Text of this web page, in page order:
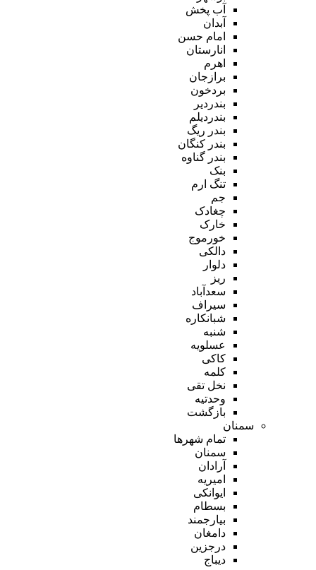
آب پخش
آبدان
امام حسن
انارستان
اهرم
برازجان
بردخون
بندردیر
بندردیلم
بندر ریگ
بندر کنگان
بندر گناوه
بنک
تنگ ارم
جم
چغادک
خارک
خورموج
دالکی
دلوار
ریز
سعدآباد
سیراف
شبانکاره
شنبه
عسلویه
کاکی
کلمه
نخل تقی
وحدتیه
بازگشت
سمنان
تمام شهر‌ها
سمنان
آرادان
امیریه
ایوانکی
بسطام
بیارجمند
دامغان
درجزین
دیباج